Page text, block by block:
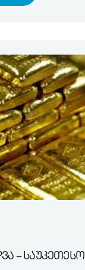
– საუკეთესო